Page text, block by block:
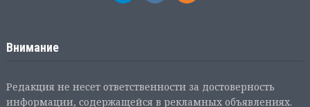
Внимание
Редакция не несет ответственности за достоверность
информации, содержащейся в рекламных объявлениях.